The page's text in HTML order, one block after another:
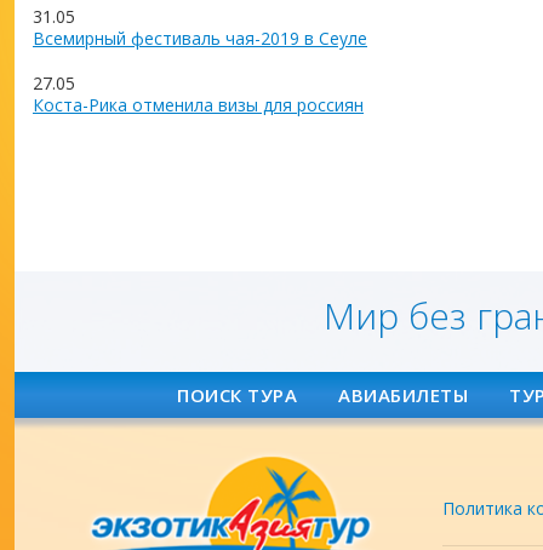
31.05
Всемирный фестиваль чая-2019 в Сеуле
27.05
Коста-Рика отменила визы для россиян
Мир без
ПОИСК ТУРА АВИАБИЛЕТЫ
Политика